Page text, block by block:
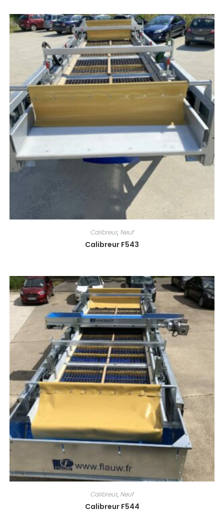
Calibreur, Neuf
Calibreur F543
Calibreur, Neuf
Calibreur F544